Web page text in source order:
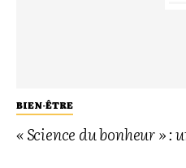
BIEN-ÊTRE
« Science du bonheur » :